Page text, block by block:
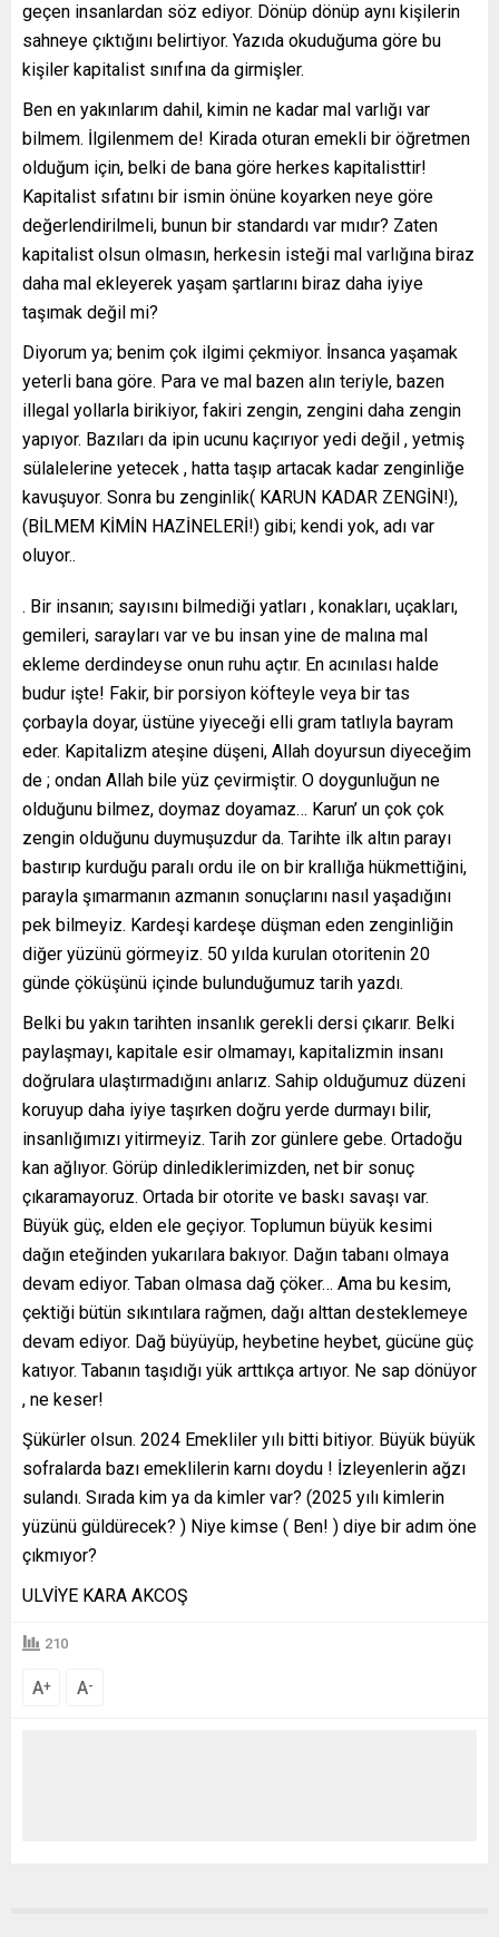
geçen insanlardan söz ediyor. Dönüp dönüp aynı kişilerin
sahneye çıktığını belirtiyor. Yazıda okuduğuma göre bu
kişiler kapitalist sınıfına da girmişler.
Ben en yakınlarım dahil, kimin ne kadar mal varlığı var
bilmem. İlgilenmem de! Kirada oturan emekli bir öğretmen
olduğum için, belki de bana göre herkes kapitalisttir!
Kapitalist sıfatını bir ismin önüne koyarken neye göre
değerlendirilmeli, bunun bir standardı var mıdır? Zaten
kapitalist olsun olmasın, herkesin isteği mal varlığına biraz
daha mal ekleyerek yaşam şartlarını biraz daha iyiye
taşımak değil mi?
Diyorum ya; benim çok ilgimi çekmiyor. İnsanca yaşamak
yeterli bana göre. Para ve mal bazen alın teriyle, bazen
illegal yollarla birikiyor, fakiri zengin, zengini daha zengin
yapıyor. Bazıları da ipin ucunu kaçırıyor yedi değil , yetmiş
sülalelerine yetecek , hatta taşıp artacak kadar zenginliğe
kavuşuyor. Sonra bu zenginlik( KARUN KADAR ZENGİN!),
(BİLMEM KİMİN HAZİNELERİ!) gibi; kendi yok, adı var
oluyor..
. Bir insanın; sayısını bilmediği yatları , konakları, uçakları,
gemileri, sarayları var ve bu insan yine de malına mal
ekleme derdindeyse onun ruhu açtır. En acınılası halde
budur işte! Fakir, bir porsiyon köfteyle veya bir tas
çorbayla doyar, üstüne yiyeceği elli gram tatlıyla bayram
eder. Kapitalizm ateşine düşeni, Allah doyursun diyeceğim
de ; ondan Allah bile yüz çevirmiştir. O doygunluğun ne
olduğunu bilmez, doymaz doyamaz… Karun’ un çok çok
zengin olduğunu duymuşuzdur da. Tarihte ilk altın parayı
bastırıp kurduğu paralı ordu ile on bir krallığa hükmettiğini,
parayla şımarmanın azmanın sonuçlarını nasıl yaşadığını
pek bilmeyiz. Kardeşi kardeşe düşman eden zenginliğin
diğer yüzünü görmeyiz. 50 yılda kurulan otoritenin 20
günde çöküşünü içinde bulunduğumuz tarih yazdı.
Belki bu yakın tarihten insanlık gerekli dersi çıkarır. Belki
paylaşmayı, kapitale esir olmamayı, kapitalizmin insanı
doğrulara ulaştırmadığını anlarız. Sahip olduğumuz düzeni
koruyup daha iyiye taşırken doğru yerde durmayı bilir,
insanlığımızı yitirmeyiz. Tarih zor günlere gebe. Ortadoğu
kan ağlıyor. Görüp dinlediklerimizden, net bir sonuç
çıkaramayoruz. Ortada bir otorite ve baskı savaşı var.
Büyük güç, elden ele geçiyor. Toplumun büyük kesimi
dağın eteğinden yukarılara bakıyor. Dağın tabanı olmaya
devam ediyor. Taban olmasa dağ çöker… Ama bu kesim,
çektiği bütün sıkıntılara rağmen, dağı alttan desteklemeye
devam ediyor. Dağ büyüyüp, heybetine heybet, gücüne güç
katıyor. Tabanın taşıdığı yük arttıkça artıyor. Ne sap dönüyor
, ne keser!
Şükürler olsun. 2024 Emekliler yılı bitti bitiyor. Büyük büyük
sofralarda bazı emeklilerin karnı doydu ! İzleyenlerin ağzı
sulandı. Sırada kim ya da kimler var? (2025 yılı kimlerin
yüzünü güldürecek? ) Niye kimse ( Ben! ) diye bir adım öne
çıkmıyor?
ULVİYE KARA AKCOŞ
210
A+ A-